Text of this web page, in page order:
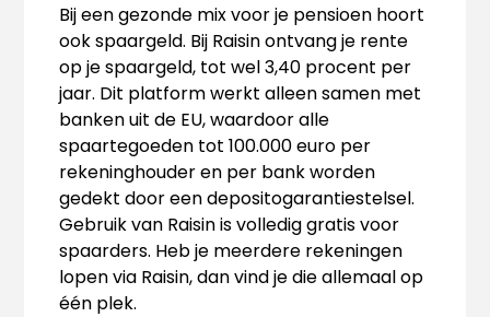
Bij een gezonde mix voor je pensioen hoort
ook spaargeld. Bij Raisin ontvang je rente
op je spaargeld, tot wel 3,40 procent per
jaar. Dit platform werkt alleen samen met
banken uit de EU, waardoor alle
spaartegoeden tot 100.000 euro per
rekeninghouder en per bank worden
gedekt door een depositogarantiestelsel.
Gebruik van Raisin is volledig gratis voor
spaarders. Heb je meerdere rekeningen
lopen via Raisin, dan vind je die allemaal op
één plek.